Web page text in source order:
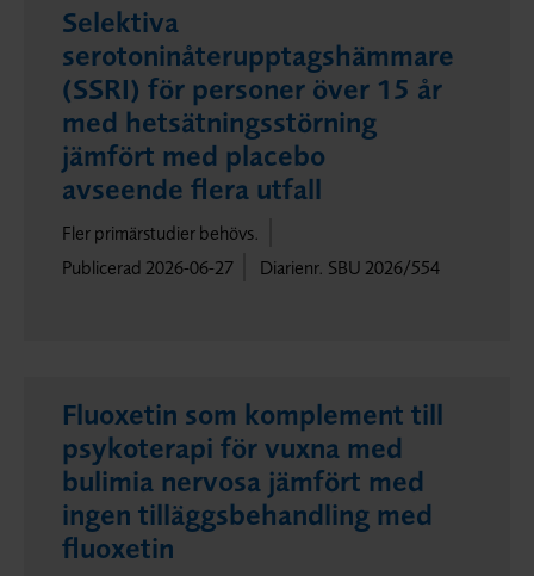
Selektiva
serotoninåterupptagshämmare
(SSRI) för personer över 15 år
med hetsätningsstörning
jämfört med placebo
avseende flera utfall
Fler primärstudier behövs.
Publicerad 2026-06-27
Diarienr. SBU 2026/554
Fluoxetin som komplement till
psykoterapi för vuxna med
bulimia nervosa jämfört med
ingen tilläggsbehandling med
fluoxetin